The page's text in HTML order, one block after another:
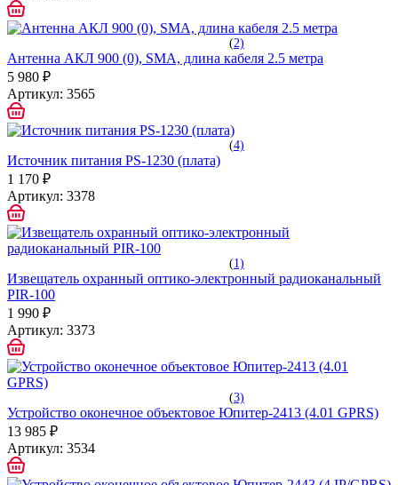
(2)
Антенна АКЛ 900 (0), SMA, длина кабеля 2.5 метра
5 980 ₽
Артикул: 3565
(4)
Источник питания PS-1230 (плата)
1 170 ₽
Артикул: 3378
(1)
Извещатель охранный оптико-электронный радиоканальный
PIR-100
1 990 ₽
Артикул: 3373
(3)
Устройство оконечное объектовое Юпитер-2413 (4.01 GPRS)
13 985 ₽
Артикул: 3534